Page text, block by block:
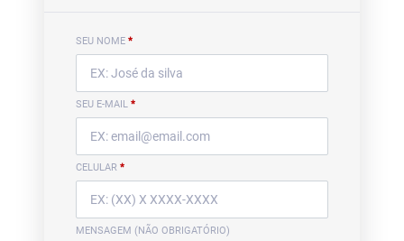
SEU NOME *
SEU E-MAIL *
CELULAR *
MENSAGEM (NÃO OBRIGATÓRIO)